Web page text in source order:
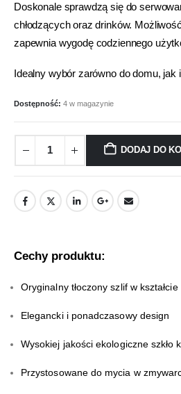
Doskonale sprawdzą się do
chłodzących oraz drinków.
zapewnia wygodę codziennego
Idealny wybór zarówno do domu, jak
Dostępność: 4 w magazynie
DODAJ DO
Cechy produktu:
Oryginalny tłoczony szlif w
Elegancki i ponadczasowy design
Wysokiej jakości ekologiczne szkło
Przystosowane do mycia w